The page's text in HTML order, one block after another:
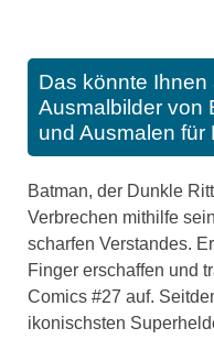
Das könnte Ihnen
Ausmalbilder von
und Ausmalen für
Batman, der Dunkle
Verbrechen mithilfe
scharfen Verstandes.
Finger erschaffen und
Comics #27 auf.
ikonischsten